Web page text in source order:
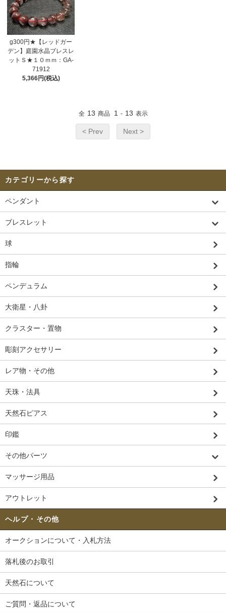
g300円★【レッドガー
デン】庭園水晶ブレスレ
ットＳ★１０ｍｍ：GA-
71912
5,366円(税込)
全 13 商品 1 - 13 表示
< Prev Next >
カテゴリーから探す
ペンダント
ブレスレット
球
指輪
ペンデュラム
大衛星・八卦
クラスター・置物
彫刻アクセサリー
レア物・その他
天珠・法具
天然石ピアス
印鑑
その他パーツ
マッサージ用品
アウトレット
ヘルプ・その他
オークションについて・入札方法
落札後のお取引
天然石について
ご質問・返品について